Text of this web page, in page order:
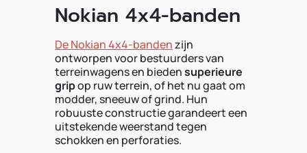
Nokian 4x4-banden
De Nokian 4x4-bandenzijn
ontworpen voor bestuurders van
terreinwagens en biedensuperieure
gripop ruw terrein, of het nu gaat om
modder, sneeuw of grind. Hun
robuuste constructie garandeert een
uitstekende weerstand tegen
schokken en perforaties.